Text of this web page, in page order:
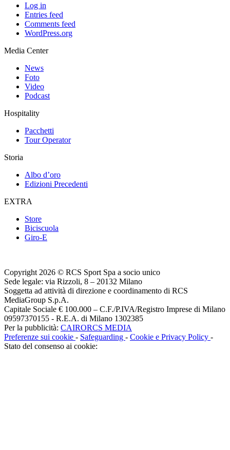
Log in
Entries feed
Comments feed
WordPress.org
Media Center
News
Foto
Video
Podcast
Hospitality
Pacchetti
Tour Operator
Storia
Albo d’oro
Edizioni Precedenti
EXTRA
Store
Biciscuola
Giro-E
Copyright 2026 © RCS Sport Spa a socio unico
Sede legale: via Rizzoli, 8 – 20132 Milano
Soggetta ad attività di direzione e coordinamento di RCS
MediaGroup S.p.A.
Capitale Sociale € 100.000 – C.F./P.IVA/Registro Imprese di Milano
09597370155 - R.E.A. di Milano 1302385
Per la pubblicità: CAIRORCS MEDIA
Preferenze sui cookie - Safeguarding - Cookie e Privacy Policy -
Stato del consenso ai cookie: